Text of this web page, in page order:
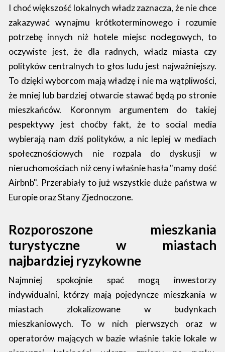
I choć większość lokalnych władz zaznacza, że nie chce
zakazywać wynajmu krótkoterminowego i rozumie
potrzebę innych niż hotele miejsc noclegowych, to
oczywiste jest, że dla radnych, władz miasta czy
polityków centralnych to głos ludu jest najważniejszy.
To dzięki wyborcom mają władzę i nie ma wątpliwości,
że mniej lub bardziej otwarcie stawać będą po stronie
mieszkańców. Koronnym argumentem do takiej
pespektywy jest choćby fakt, że to social media
wybierają nam dziś polityków, a nic lepiej w mediach
społecznościowych nie rozpala do dyskusji w
nieruchomościach niż ceny i właśnie hasła "mamy dość
Airbnb". Przerabiały to już wszystkie duże państwa w
Europie oraz Stany Zjednoczone.
Rozporoszone mieszkania
turystyczne w miastach
najbardziej ryzykowne
Najmniej spokojnie spać mogą inwestorzy
indywidualni, którzy mają pojedyncze mieszkania w
miastach zlokalizowane w budynkach
mieszkaniowych. To w nich pierwszych oraz w
operatorów mających w bazie właśnie takie lokale w